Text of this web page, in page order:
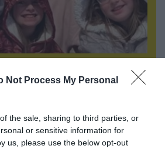
Not Process My Personal
the sale, sharing to third parties, or
or sensitive information for
us, please use the below opt-out
μήνυμα της μητέρας στον
πριν από τη δολοφονία των